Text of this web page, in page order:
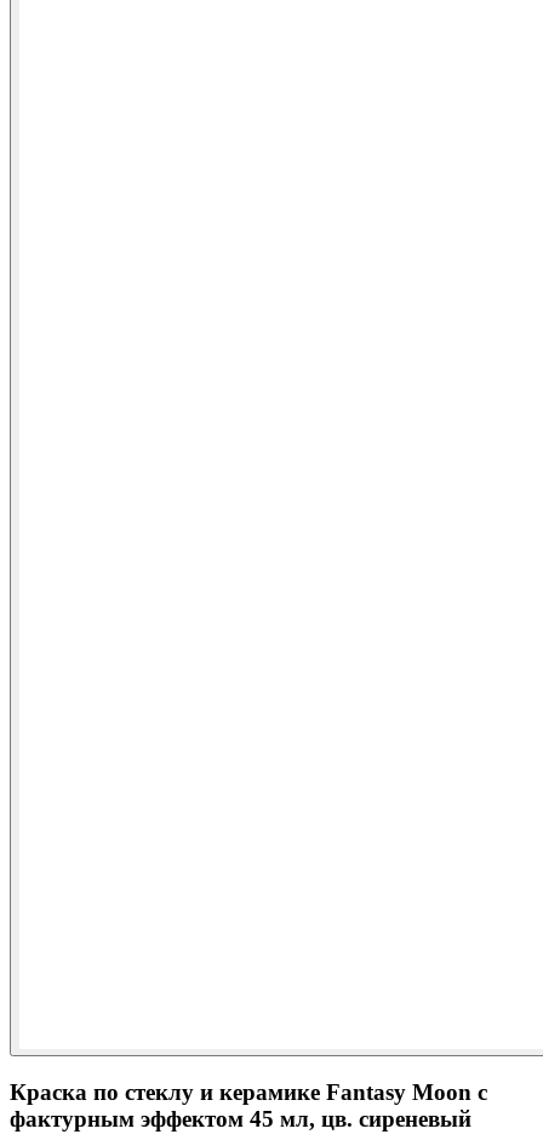
Краска по стеклу и керамике Fantasy Moon с
фактурным эффектом 45 мл, цв. сиреневый